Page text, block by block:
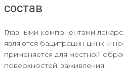
состав
Главными компонентами
являются бацитрацин цинк и
применяется для местной
поверхностей, заживления.